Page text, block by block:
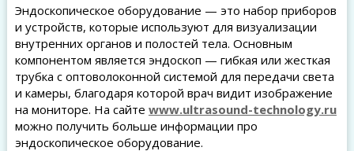
Эндоскопическое оборудование — это набор приборов
и устройств, которые используют для визуализации
внутренних органов и полостей тела. Основным
компонентом является эндоскоп — гибкая или жесткая
трубка с оптоволоконной системой для передачи света
и камеры, благодаря которой врач видит изображение
на мониторе. На сайте www.ultrasound-technology.ru
можно получить больше информации про
эндоскопическое оборудование.